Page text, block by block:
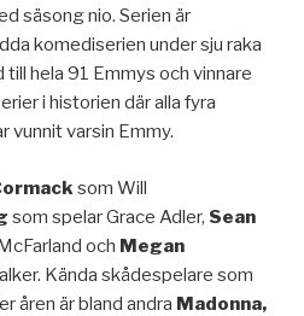
säsong nio. Serien är
komediserien under sju raka
till hela 91 Emmys och vinnare
i historien där alla fyra
vunnit varsin Emmy.
som Will
som spelar Grace Adler, Sean
och Megan
Kända skådespelare som
åren är bland andra Madonna,